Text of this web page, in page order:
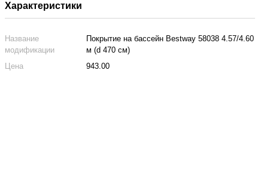
Характеристики
Название
модификации
Покрытие на бассейн Bestway 58038 4.57/4.60
м (d 470 см)
Цена
943.00